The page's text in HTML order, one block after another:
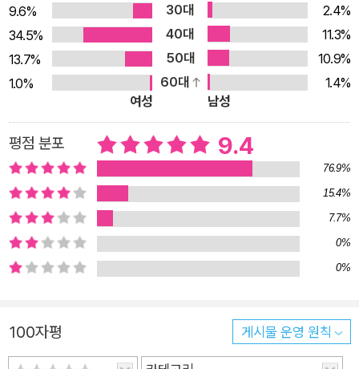
가로서 정치, 사회, 문화 등 주제의 경계 없이 다채로운 조선사를
집필해왔다. 그런 그가 이번에는 조선의 질병과 의료에 초점을 맞
춰 우리 역사의 새로운 얼굴을 조명했다. 마음의 병인 심열증에
시달린 왕들, 의료사고로 사망한 효종과 찰밥이 목에 걸려 죽은
기 사항, 신비의 약재 흡독석 등 민간의 대증요법과 생활상까지
조선의 생로병사 풍속도를 생생하게 그렸다. “왕은 격무와 스트
레스에 시달려 장수하지 못했다?” “문종은 원래부터 병약했다?”
“조선 왕실에는 종기 인자가 있었다?” 등 세간의 오해도 바로잡
는다. 부자병 소갈증, 거리 두기의 원조 천연두, 악병의 대명사 나
병… 조선인들은 보이지 않는 위협에서 어떻게 살아남았을까? 그
들의 끈질긴 질병 투쟁기를 만난다 오늘날 한국인의 기대 수명은
것은 상상하기 어려운 일이었다. 조선의 평균 수명은 기껏해야 3
0대 중반에 불과했고, 장수의 기준은 고작 환갑을 넘기는 것이었
9.6%
30대
2.4%
34.5%
40대
11.3%
13.7%
50대
10.9%
1.0%
60대
1.4%
여성
남성
평점 분포 9.4
76.9%
15.4%
7.7%
0%
0%
100자평 게시물 운영 원칙